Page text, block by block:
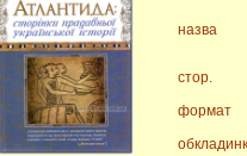
назва
стор.
формат